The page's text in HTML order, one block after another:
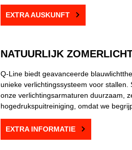
EXTRA AUSKUNFT
NATUURLIJK
Q-Line biedt geavanceerde
unieke verlichtingssysteem voor
onze verlichtingsarmaturen duurzaam,
hogedrukspuitreiniging, omdat we
EXTRA INFORMATIE